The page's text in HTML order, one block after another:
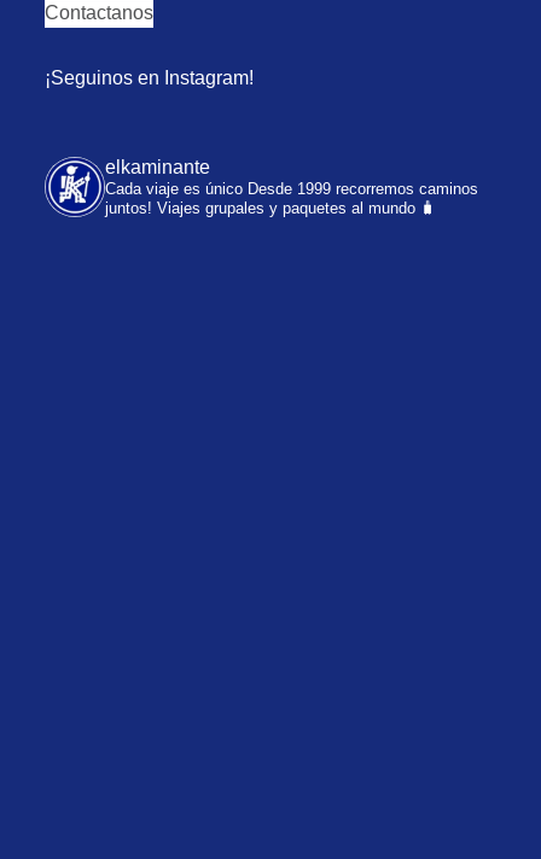
Contactanos
¡Seguinos en Instagram!
elkaminante
Cada viaje es único Desde 1999 recorremos caminos
juntos! Viajes grupales y paquetes al mundo 🧳